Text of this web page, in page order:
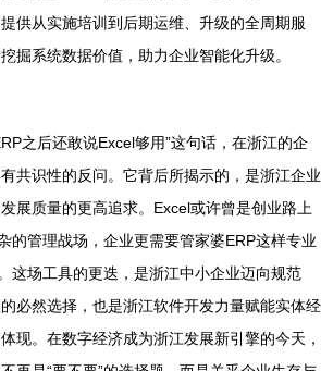
提供从实施培训到后期运维、升级的全周期服
掘系统数据价值，助力企业智能化升级。
之后还敢说Excel够用”这句话，在浙江的企
共识性的反问。它背后所揭示的，是浙江企业
展质量的更高追求。Excel或许曾是创业路上
的管理战场，企业更需要管家婆ERP这样专业
这场工具的更迭，是浙江中小企业迈向规范
必然选择，也是浙江软件开发力量赋能实体经
现。在数字经济成为浙江发展新引擎的今天，